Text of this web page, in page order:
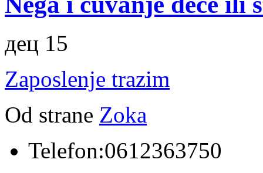
дец 15
Zaposlenje trazim
Od strane Zoka
Telefon:0612363750